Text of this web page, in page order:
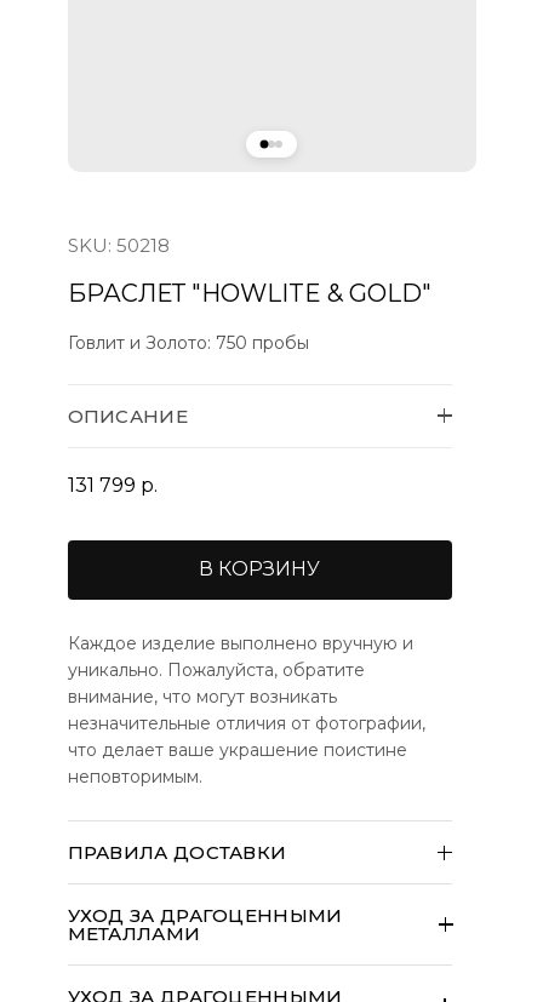
SKU: 50218
БРАСЛЕТ "HOWLITE & GOLD"
Говлит и Золото: 750 пробы
ОПИСАНИЕ
131 799 р.
В КОРЗИНУ
Каждое изделие выполнено вручную и
уникально. Пожалуйста, обратите
внимание, что могут возникать
незначительные отличия от фотографии,
что делает ваше украшение поистине
неповторимым.
ПРАВИЛА ДОСТАВКИ
отправляются в течение 14 рабочих
УХОД ЗА ДРАГОЦЕННЫМИ
МЕТАЛЛАМИ
УХОД ЗА ДРАГОЦЕННЫМИ